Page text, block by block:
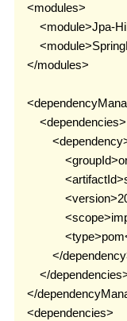
    <modules>
<module>Jpa-
    </modules>
        <dependencies>
</
</
</
    <dependencies>
数据存
网络请
具
云原生
Docker
微服务
Netty